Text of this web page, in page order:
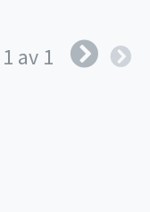
1 av 1